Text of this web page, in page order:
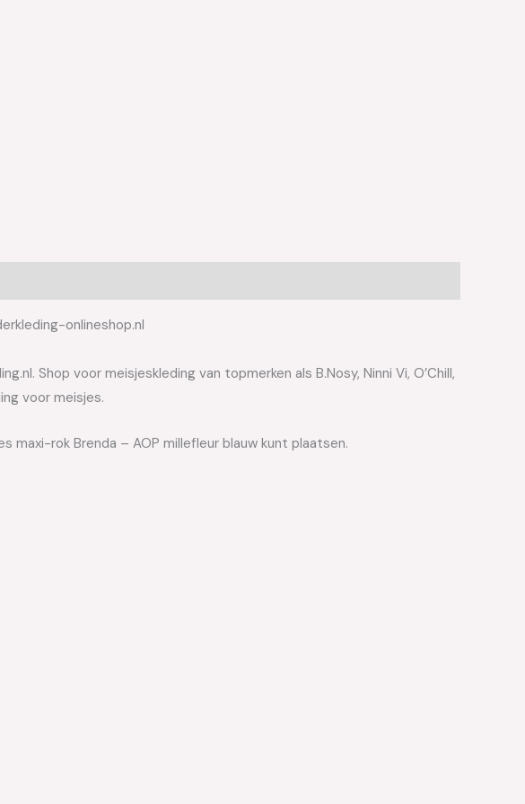
onlineshop.nl
Shop voor meisjeskleding van topmerken als B.Nosy, Ninni Vi, O’Chill,
voor meisjes.
maxi-rok Brenda – AOP millefleur blauw kunt plaatsen.